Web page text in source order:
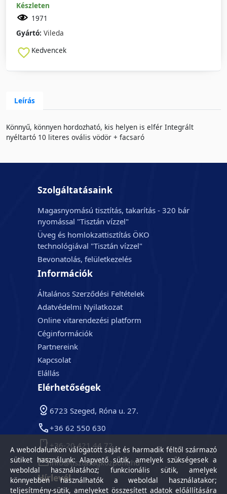
Készleten
1971
Gyártó: Vileda
Kedvencek
Leírás
Könnyű, könnyen hordozható, kis helyen is elfér Integrált
nyéltartó 10 literes ovális vödör + facsaró
Szolgáltatásaink
Magasnyomású tisztítás, takarítás - 320 bár
nyomással "Tisztán vízzel"
Üveg és homlokzattisztítás ÖKO
technológiával "Tisztán vízzel"
Bevonatolás, felületkezelés
Információk
Általános Szerződési Feltételek
Adatvédelmi Nyilatkozat
Online vitarendezési platform
Céginformációk
Partnereink
Kapcsolat
Elállás
Elérhetőségek
6723 Szeged, Róna u. 27.
+36 62 550 630
+36-20 421 44 72
info@tisztasagkozpont.hu
Hírlevél
A weboldalunkon válogatott saját és harmadik féltől származó
sütiket használunk: Alapvető sütik, amelyek szükségesek a
weboldal használatához; funkcionális sütik, amelyek
könnyebben használhatók a weboldal használatakor;
teljesítmény-sütik, amelyeket összesített adatok előállítására